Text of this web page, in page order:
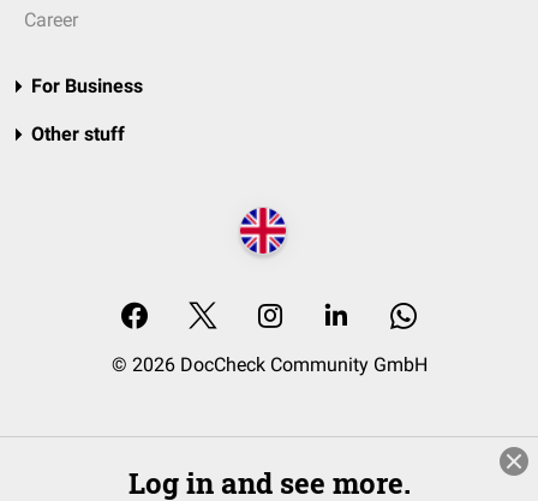
Career
For Business
Other stuff
© 2026 DocCheck Community GmbH
Log in and see more.